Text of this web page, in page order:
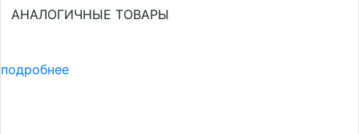
АНАЛОГИЧНЫЕ ТОВАРЫ
подробнее